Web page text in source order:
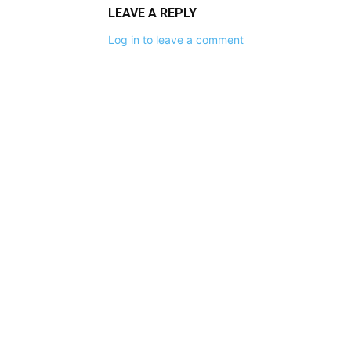
LEAVE A REPLY
Log in to leave a comment